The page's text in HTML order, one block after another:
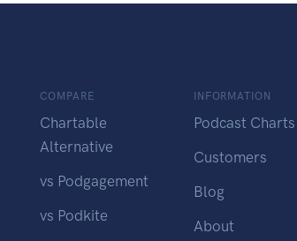
COMPARE
Chartable
Alternative
vs Podgagement
vs Podkite
INFORMATION
Podcast Charts
Customers
Blog
About